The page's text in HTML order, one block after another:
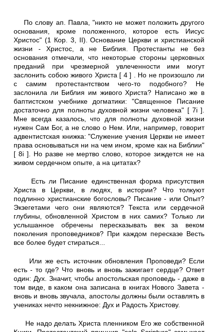
По слову ап. Павла, "никто не может положить другого
основания, кроме положенного, которое есть Иисус
Христос" (1 Кор. 3, II). Основание Церкви и христианской
жизни - Христос, а не Библия. Протестанты не без
основания отмечали, что некоторые стороны церковных
преданий при чрезмерной увлеченности ими могут
заслонить собою живого Христа [ 4 ] . Но не произошло ли
с самим протестантством чего-то подобного? Не
заслонила ли Библия им живого Христа? Написано же в
баптистском учебнике догматики: "Священное Писание
достаточно для полноты духовной жизни человека" [ 7i ].
Мне всегда казалось, что для полноты духовной жизни
нужен Сам Бог, а не слово о Нем. Или, например, говорит
адвентистская книжка: "Служение учения Церкви не имеет
права основываться ни на чем ином, кроме как на Библии"
[ 8i ]. Но разве не мертво слово, которое зиждется не на
живом сердечном опыте, а на цитатах?
Есть ли Писание единственная форма присутствия
Христа в Церкви, в людях, в истории? Что толкуют
подлинно христианские богословы? Писание - или Опыт?
Экзегетами чего они являются? Текста или сердечной
глубины, обновленной Христом в них самих? Только ли
услышанное обречены пересказывать век за веком
поколения проповедников? При каждом пересказе Весть
все более будет стираться...
Или же есть источник обновления Проповеди? Если
есть - то где? Что вновь и вновь зажигает сердце? Ответ
один: Дух. Значит, чтобы апостольская проповедь - даже в
том виде, в каком она записана в книгах Нового Завета -
вновь и вновь звучала, апостолы должны были оставлять в
учениках нечто некнижное: Дух и Радость Христову.
Не надо делать Христа пленником Его же собственной